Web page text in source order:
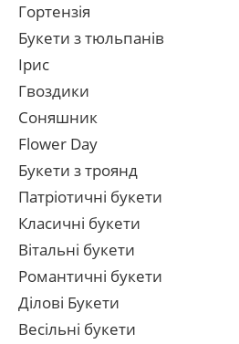
Гортензія
Букети з тюльпанів
Ірис
Гвоздики
Соняшник
Flower Day
Букети з троянд
Патріотичні букети
Класичні букети
Вітальні букети
Романтичні букети
Ділові Букети
Весільні букети